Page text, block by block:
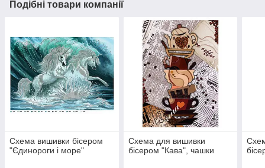
Подібні товари компанії
Схема вишивки бісером
"Єдинороги і море"
Схема для вишивки
бісером "Кава", чашки